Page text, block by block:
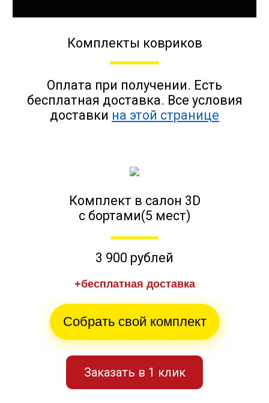
Комплекты ковриков
Оплата при получении. Есть
бесплатная доставка. Все условия
доставки на этой странице
Комплект в салон 3D
с бортами(5 мест)
3 900 рублей
+бесплатная доставка
Собрать свой комплект
Заказать в 1 клик